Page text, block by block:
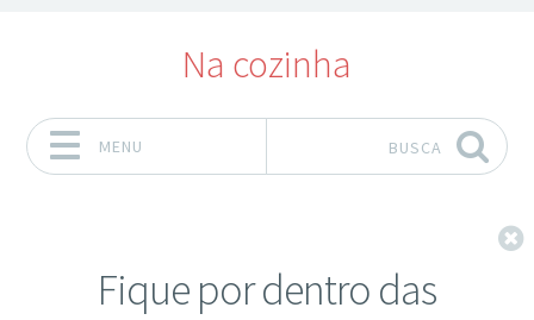
Na cozinha
MENU BUSCA
Fique por dentro das